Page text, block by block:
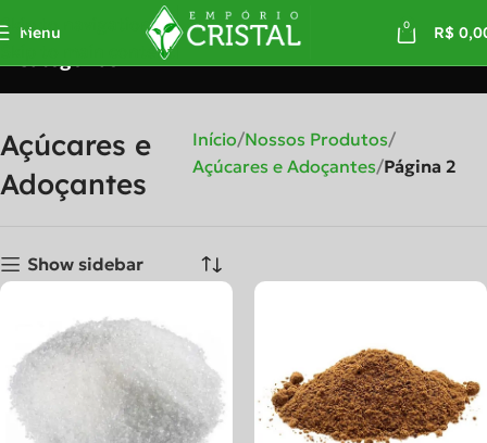
Skip to navigation
Skip to main content
Menu 0 R$
Categorias
Açúcares e
Adoçantes
Início Nossos Produtos
Açúcares e Adoçantes Página 2
Show sidebar